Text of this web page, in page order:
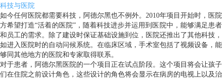
科技与医院
如今任何医院都需要科技，阿德尔黑也不例外。2010年项目开始时，医院
方希望打造“活着的医院”，随着科技进步并运用到医院中，能够满足患者
和员工的需求。除了建设时保证基础设施到位，医院还推出了其他科技，
如进入医院时的自动问候系统。在临床区域，手术室包括了视频设备，能
够同其他地方的医院和专家取得联系。
对于患者，阿德尔黑医院的一个项目正在试点阶段。这个项目将会让孩子
们在住院之前设计角色，这些设计的角色将会显示在病房的电视上以及治